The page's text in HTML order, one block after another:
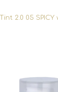
2.0 05 SPICY